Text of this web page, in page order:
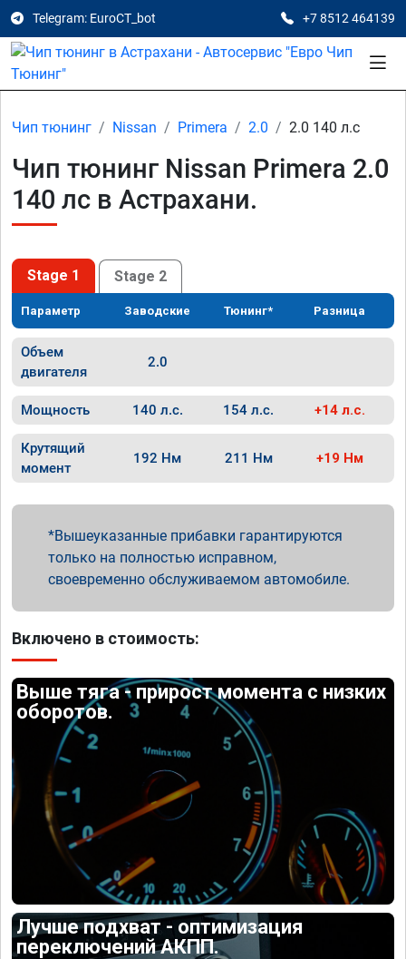
Telegram: EuroCT_bot +7 8512 464139
Чип тюнинг Nissan Primera 2.0 2.0 140 л.с
Чип тюнинг Nissan Primera 2.0
140 лс в Астрахани.
Stage 1 Stage 2
Параметр Заводские Тюнинг* Разница
Объем
двигателя
2.0
Мощность 140 л.с. 154 л.с. +14 л.с.
Крутящий
момент
192 Нм 211 Нм +19 Нм
Вышеуказанные прибавки гарантируются
только на полностью исправном,
своевременно обслуживаемом автомобиле.
Включено в стоимость:
Выше тяга - прирост момента с низких
оборотов.
Лучше подхват - оптимизация
переключений АКПП.